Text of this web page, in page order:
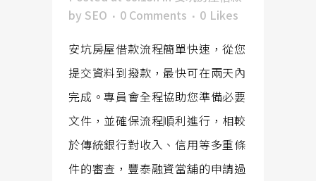
by SEO 0 Comments 0 Likes
安坑房屋借款流程簡單快速，從您
提交資料到撥款，最快可在兩天內
完成。專員會全程協助您準備必要
文件，並確保流程順利進行，相較
於傳統銀行對收入、信用等多重條
件的審查，豐泰融資當舖的申請過